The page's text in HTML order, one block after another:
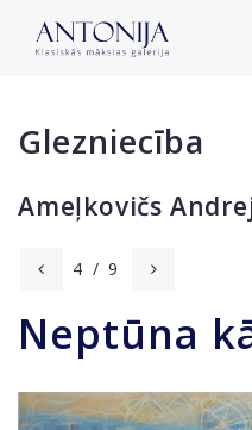
Glezniecība
Ameļkovičs
4 / 9
Neptūna